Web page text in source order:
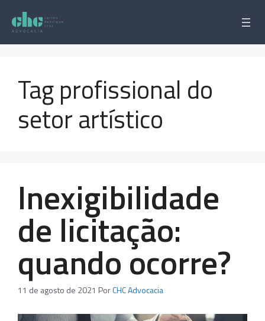
para
conteúdo
Tag profissional do
setor artístico
Inexigibilidade
de licitação:
quando ocorre?
11 de agosto de 2021 PorCHC Advocacia